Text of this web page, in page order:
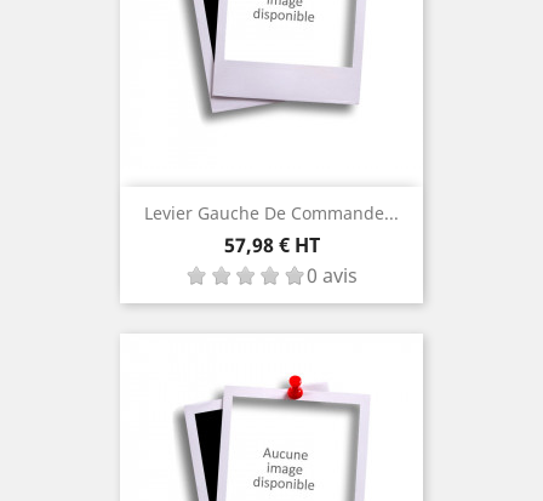
Levier Gauche De Commande...
Prix
57,98 € HT
0 avis